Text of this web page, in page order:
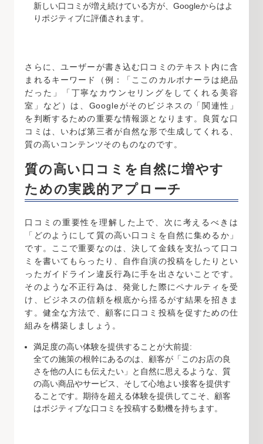
新しい口コミが増え続けている方が、Googleからはよ
りポジティブに評価されます。
さらに、ユーザーが書き込む口コミのテキスト内に含
まれるキーワード（例：「ここのカルボナーラは絶品
だった」「丁寧なカウンセリングをしてくれる美容
室」など）は、Googleがそのビジネスの「関連性」
を判断するための重要な情報源となります。良質な口
コミは、いわば第三者が自然な形で生成してくれる、
質の高いコンテンツそのものなのです。
質の高い口コミを自然に増やす
ための実践的アプローチ
口コミの重要性を理解した上で、次に考えるべきは
「どのようにして質の高い口コミを自然に集めるか」
です。ここで重要なのは、決して金銭を支払って口コ
ミを書いてもらったり、自作自演の投稿をしたりとい
ったガイドライン違反行為に手を出さないことです。
そのような不正行為は、発覚した際にペナルティを受
け、ビジネスの信頼を根底から揺るがす結果を招きま
す。健全な方法で、顧客に口コミ投稿を促すための仕
組みを構築しましょう。
満足度の高い体験を提供することが大前提:
全ての施策の根幹にあるのは、顧客が「このお店の良
さを他の人にも伝えたい」と自然に思えるような、質
の高い商品やサービス、そして心地よい接客を提供す
ることです。期待を超える体験を提供してこそ、顧客
はポジティブな口コミを投稿する動機を持ちます。